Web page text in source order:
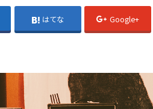
はてな Google+